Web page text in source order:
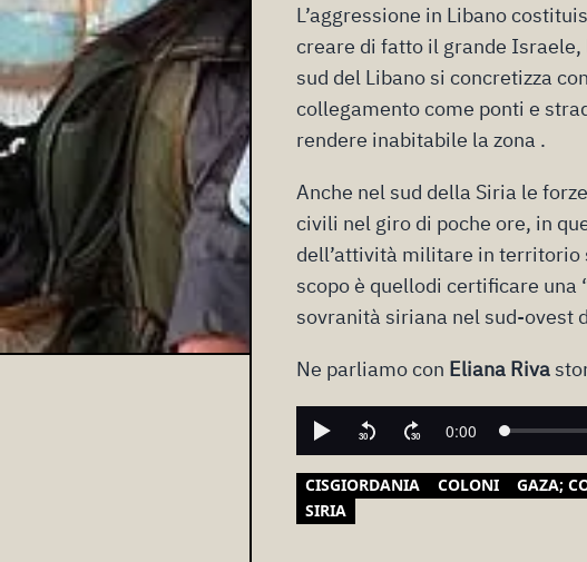
L’aggressione in Libano
creare di fatto il grande
sud del Libano si concretizza
collegamento come ponti e
rendere inabitabile la zona .
Anche nel sud della Siria le
civili nel giro di poche ore, in
dell’attività militare in territorio
scopo è quellodi certificare
sovranità siriana nel sud-ovest
Ne parliamo con Eliana Riva
CISGIORDANIA COLONI GAZA;
SIRIA